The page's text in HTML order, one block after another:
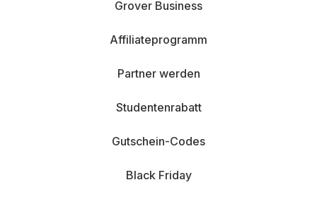
Grover Business
Affiliateprogramm
Partner werden
Studentenrabatt
Gutschein-Codes
Black Friday